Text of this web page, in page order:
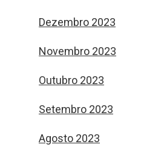
Dezembro 2023
Novembro 2023
Outubro 2023
Setembro 2023
Agosto 2023